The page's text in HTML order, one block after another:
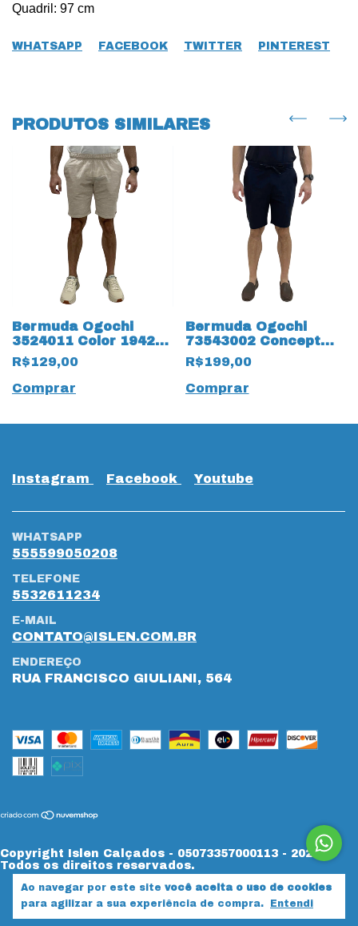
Ao navegar por este site você aceita o uso de cookies
para agilizar a sua experiência de compra.
Entendi
Quadril: 97 cm
WHATSAPP FACEBOOK TWITTER PINTEREST
PRODUTOS SIMILARES
Bermuda Ogochi
3524011 Color 19429
com Bolso Faca
R$129,00
Comprar
Bermuda Ogochi
73543002 Concept
Moletom
R$199,00
Comprar
Instagram Facebook Youtube
WHATSAPP
555599050208
TELEFONE
5532611234
E-MAIL
CONTATO@ISLEN.COM.BR
ENDEREÇO
RUA FRANCISCO GIULIANI, 564
Copyright Islen Calçados - 05073357000113 - 2026.
Todos os direitos reservados.